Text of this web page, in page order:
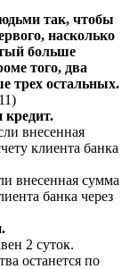
так, чтобы
насколько
больше
того, два
трех остальных.
внесенная
клиента банка
внесенная сумма
банка через
2 суток.
останется по